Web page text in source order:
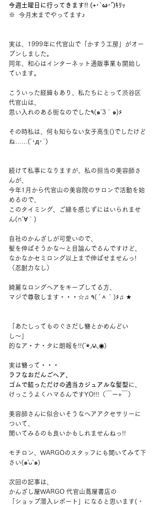
今週土曜日に行ってきます!! (+･`ω･´)ｷﾘｯ
※  今月末までやってます♪
実は、1999年に代官山で「かすう工房」がオー
プンしました。
同年、和心はインターネット通販事業も開始し
ています。
こういった経緯もあり、私たちにとって渋谷区
代官山は、
思い入れのある街なのでした٩(๑´3｀๑)۶
その時私は、何も知らない女子高生()でしたけど
ね……(´･д･`)
続けて私事になりますが、私の担当の美容師さ
んが、
今年1月から代官山の美容院のサロンで活動を始
めるので、
このタイミング、ご縁を感じずにはいられませ
ん(∩´∀｀)
自社のかんざしが可愛いので、
髪を伸ばそうかな〜と目論んでるんですけど、
なかなかセミロング以上まで伸ばせませんっ!
（忍耐力なし）
綺麗なロングヘアをキープしてる方、
マジで尊敬します・・・☆♫ ٩( ´ᆺ｀)۶♫ ★
「あたしってものぐさだし簪とかめんどい
し〜」
的なア・ナ・タに朗報を!!(´◉◞౪◟◉)
実は簪って・・・
ラフなおだんごヘア、
ゴムで結っただけの適当カジュアルな髪型 に、
けっこうよくハマるんですYO!!!（￣ー+￣）
美容師さんに似合いそうなヘアアクセサリーに
ついて、
聞いてみるのも良いかもしれませんねっ!!
モチロン、WARGOのスタッフにも聞いてみて下
さい(๑′ᴗ‵๑)
次回の記事は、
かんざし屋WARGO 代官山蔦屋書店の
「ショップ潜入レポート」になると思います( ･